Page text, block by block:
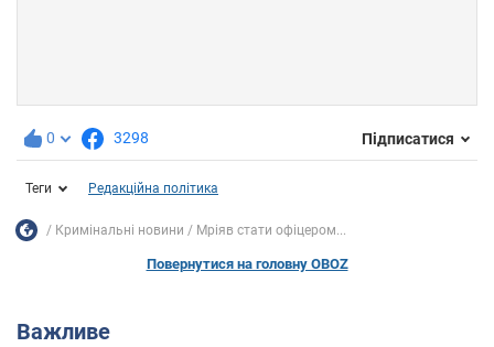
0 3298 Підписатися
Теги Редакційна політика
Кримінальні новини Мріяв стати офіцером...
Повернутися на головну OBOZ
Важливе